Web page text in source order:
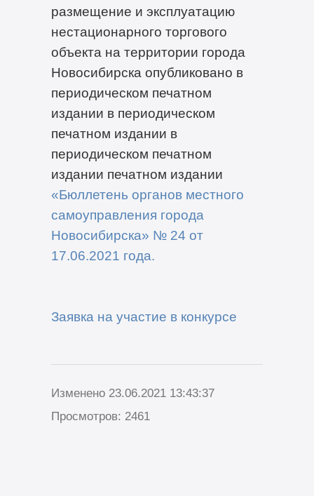
размещение и эксплуатацию
нестационарного торгового
объекта на территории города
Новосибирска опубликовано в
периодическом печатном
издании в периодическом
печатном издании в
периодическом печатном
издании печатном издании
«Бюллетень органов местного
самоуправления города
Новосибирска» № 24 от
17.06.2021 года.
Заявка на участие в конкурсе
Изменено 23.06.2021 13:43:37
Просмотров: 2461